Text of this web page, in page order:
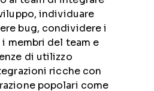
individuare
bug, condividere i
membri del team e
di utilizzo
ricche con
popolari come